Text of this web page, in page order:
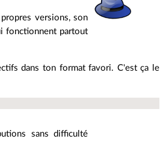
versions, son
fonctionnent partout
dans ton format favori. C'est ça le
sans difficulté